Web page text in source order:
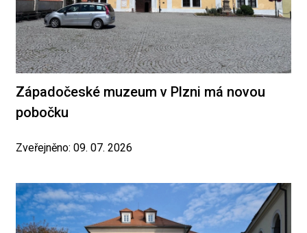
Západočeské muzeum v Plzni má novou
pobočku
Zveřejněno: 09. 07. 2026